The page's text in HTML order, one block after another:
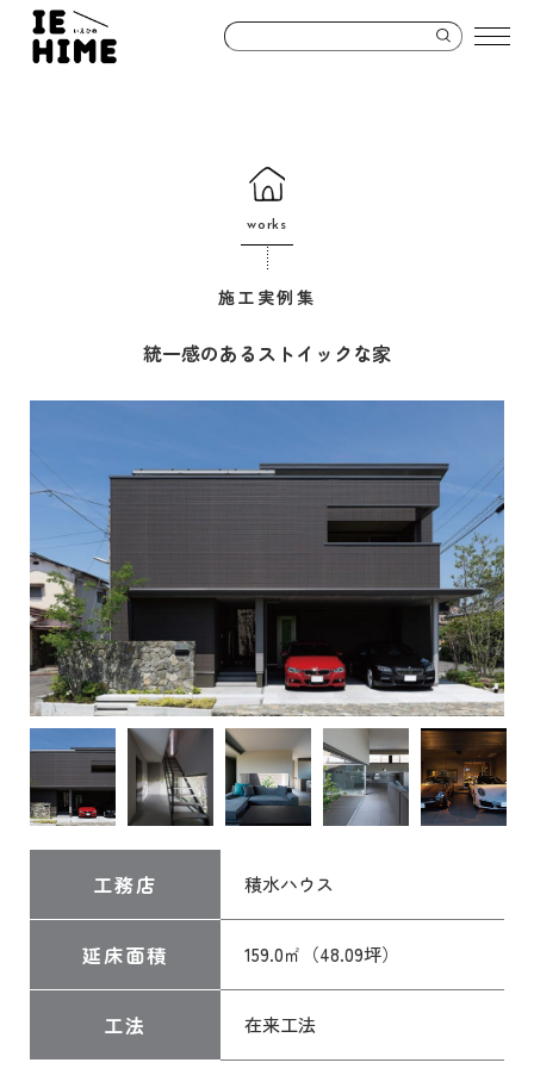
works
施工実例集
統一感のあるストイックな家
工務店 積水ハウス
延床面積 159.0㎡（48.09坪）
工法 在来工法